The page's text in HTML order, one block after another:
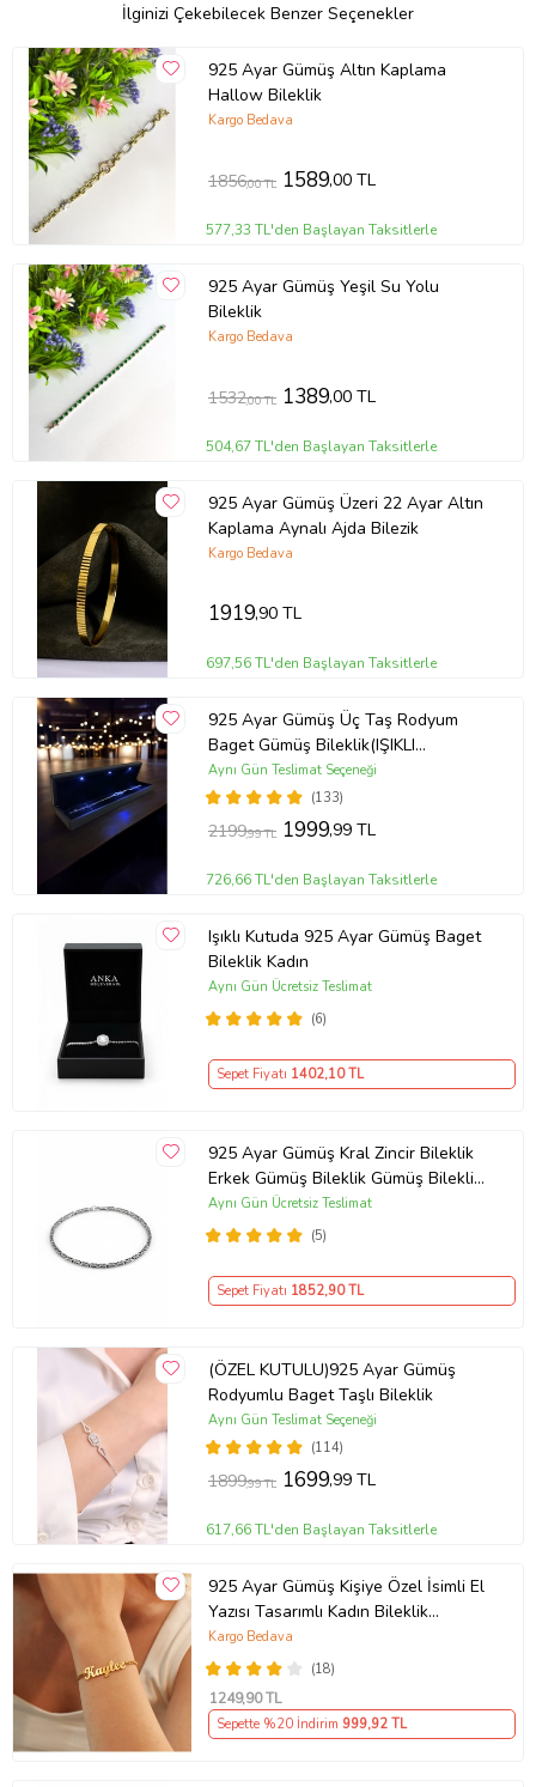
İlginizi Çekebilecek Benzer Seçenekler
925 Ayar Gümüş Altın Kaplama
Hallow Bileklik
Kargo Bedava
1856,00 TL 1589,00 TL
577,33 TL'den Başlayan Taksitlerle
925 Ayar Gümüş Yeşil Su Yolu
Bileklik
Kargo Bedava
1532,00 TL 1389,00 TL
504,67 TL'den Başlayan Taksitlerle
925 Ayar Gümüş Üzeri 22 Ayar Altın
Kaplama Aynalı Ajda Bilezik
Kargo Bedava
1919,90 TL
697,56 TL'den Başlayan Taksitlerle
925 Ayar Gümüş Üç Taş Rodyum
Baget Gümüş Bileklik(IŞIKLI
KUTULU)
(133)
Aynı Gün Teslimat Seçeneği
2199,99 TL 1999,99 TL
726,66 TL'den Başlayan Taksitlerle
Işıklı Kutuda 925 Ayar Gümüş Baget
Bileklik Kadın
(6)
Aynı Gün Ücretsiz Teslimat
Sepet Fiyatı 1402,10 TL
925 Ayar Gümüş Kral Zincir Bileklik
Erkek Gümüş Bileklik Gümüş Bileklik
(Çok Renkli)
(5)
Aynı Gün Ücretsiz Teslimat
Sepet Fiyatı 1852,90 TL
(ÖZEL KUTULU)925 Ayar Gümüş
Rodyumlu Baget Taşlı Bileklik
(114)
Aynı Gün Teslimat Seçeneği
1899,99 TL 1699,99 TL
617,66 TL'den Başlayan Taksitlerle
925 Ayar Gümüş Kişiye Özel İsimli El
Yazısı Tasarımlı Kadın Bileklik
So0063
(18)
Kargo Bedava
1249,90 TL
Sepette %20 İndirim 999,92 TL